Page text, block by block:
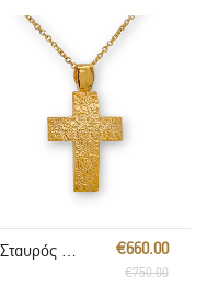
€660.00
€750.00